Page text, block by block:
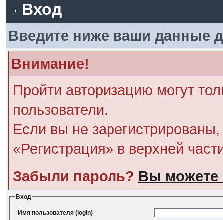
Вход
Введите ниже ваши данные
Внимание!
Пройти авторизацию могут
пользователи.
Если вы не
«Регистрация» в верхней
Забыли пароль? Вы можете
Вход
Имя пользователя (login)